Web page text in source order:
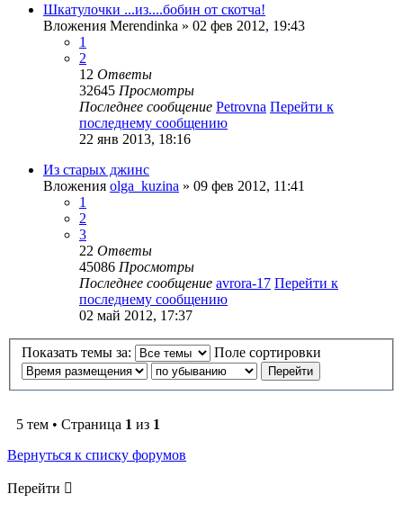
Шкатулочки ...из....бобин от скотча!
Вложения Merendinka » 02 фев 2012, 19:43
1
2
12 Ответы
32645 Просмотры
Последнее сообщение Petrovna Перейти к
последнему сообщению
22 янв 2013, 18:16
Из старых джинс
Вложения olga_kuzina » 09 фев 2012, 11:41
1
2
3
22 Ответы
45086 Просмотры
Последнее сообщение avrora-17 Перейти к
последнему сообщению
02 май 2012, 17:37
Показать темы за: Поле сортировки
5 тем • Страница 1 из 1
Вернуться к списку форумов
Перейти